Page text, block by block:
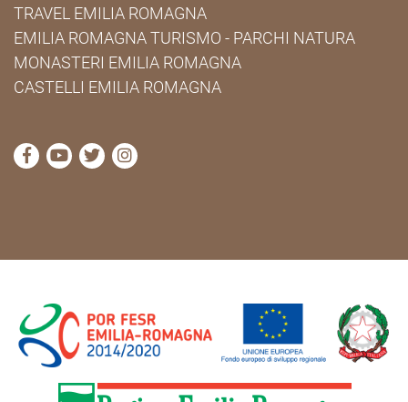
TRAVEL EMILIA ROMAGNA
EMILIA ROMAGNA TURISMO - PARCHI NATURA
MONASTERI EMILIA ROMAGNA
CASTELLI EMILIA ROMAGNA
visita la pagina Facebook di Cammini Emilia-
visita la pagina YouTube di Cammini Emilia-
visita la pagina Twitter di Cammini Emilia-
visita la pagina Instagram di Cammini